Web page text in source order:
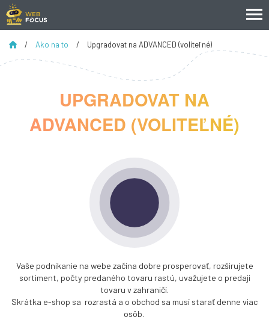
UPGRADOVAT NA
ADVANCED (VOLITEĽNÉ)
/ Ako na to / Upgradovat na ADVANCED (voliteľné)
Vaše podnikanie na webe začína dobre prosperovať, rozširujete
sortiment, počty predaného tovaru rastú, uvažujete o predaji
tovaru v zahraničí.
Skrátka e-shop sa rozrastá a o obchod sa musí starať denne viac
osôb.